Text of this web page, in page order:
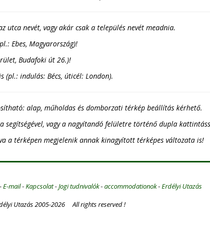
utca nevét, vagy akár csak a település nevét meadnia.
Ebes, Magyarország)!
Budafoki út 26.)!
(pl.: indulás: Bécs, úticél: London).
alap, műholdas és domborzati térkép beállítás kérhető.
segítségével, vagy a nagyítandó felületre történő dupla
a térképen megjelenik annak kinagyított térképes változata is!
E-mail-Kapcsolat-Jogi tudnivalók-accommodationok-Erdélyi Utazás
Utazás 2005-2026 All rights reserved !